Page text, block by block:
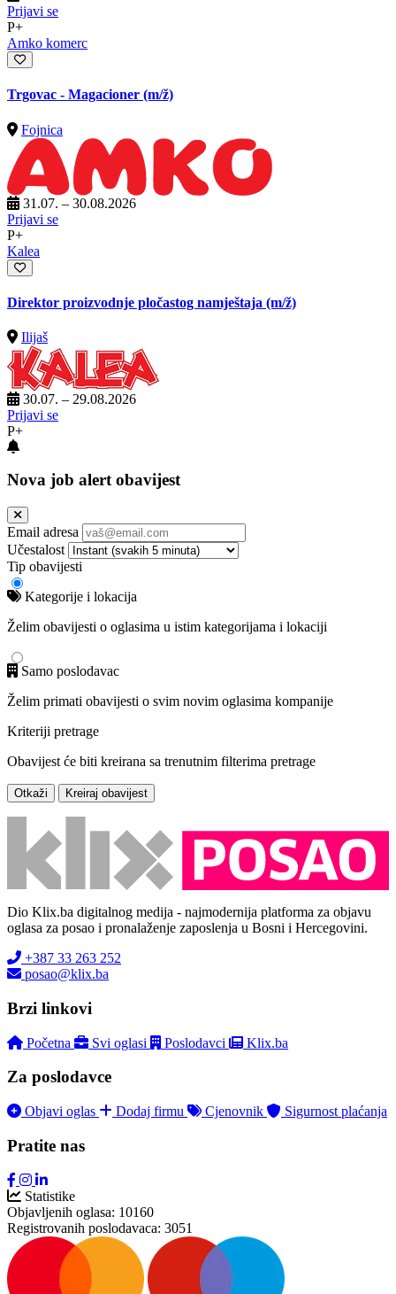
Prijavi se
P+
Amko komerc
Trgovac - Magacioner (m/ž)
Fojnica
31.07. – 30.08.2026
Prijavi se
P+
Kalea
Direktor proizvodnje pločastog namještaja (m/ž)
Ilijaš
30.07. – 29.08.2026
Prijavi se
P+
Nova job alert obavijest
Email adresa
Učestalost
Tip obavijesti
Kategorije i lokacija
Želim obavijesti o oglasima u istim kategorijama i lokaciji
Samo poslodavac
Želim primati obavijesti o svim novim oglasima kompanije
Kriteriji pretrage
Obavijest će biti kreirana sa trenutnim filterima pretrage
Otkaži Kreiraj obavijest
Dio Klix.ba digitalnog medija - najmodernija platforma za objavu
oglasa za posao i pronalaženje zaposlenja u Bosni i Hercegovini.
+387 33 263 252
posao@klix.ba
Brzi linkovi
Početna Svi oglasi Poslodavci Klix.ba
Za poslodavce
Objavi oglas Dodaj firmu Cjenovnik Sigurnost plaćanja
Pratite nas
Statistike
Objavljenih oglasa: 10160
Registrovanih poslodavaca: 3051